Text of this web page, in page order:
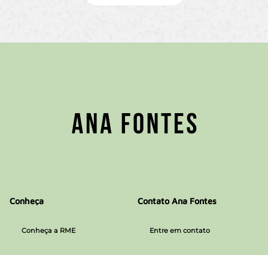
Conheça
Conheça a RME
Contato Ana Fontes
Entre em contato